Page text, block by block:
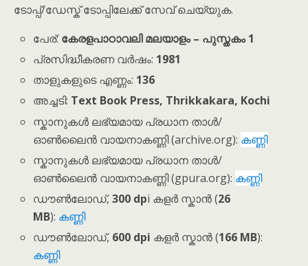
ടോപ്പ്/ഡേസ്ക് ടോപ്പിലേക്ക് സേവ് ചെയ്യുക.
പേര്:കേരളപാഠാവലി മലയാളം – പുസ്തകം 1
പ്രസിദ്ധീകരണ വർഷം: 1981
താളുകളുടെ എണ്ണം: 136
അച്ചടി: Text Book Press, Thrikkakara, Kochi
സ്കാനുകൾ ലഭ്യമായ പ്രധാന താൾ/
ഓൺലൈൻ വായനാകണ്ണി (archive.org): കണ്ണി
സ്കാനുകൾ ലഭ്യമായ പ്രധാന താൾ/
ഓൺലൈൻ വായനാകണ്ണി (gpura.org): കണ്ണി
ഡൗൺലോഡ്,300 dpi കളർ സ്കാൻ (26
MB): കണ്ണി
ഡൗൺലോഡ്, 600 dpi കളർ സ്കാൻ (166 MB):
കണ്ണി